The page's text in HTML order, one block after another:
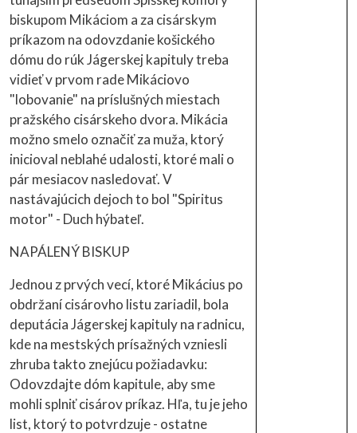
biskupom Mikáciom a za cisárskym
príkazom na odovzdanie košického
dómu do rúk Jágerskej kapituly treba
vidieť v prvom rade Mikáciovo
"lobovanie" na príslušných miestach
pražského cisárskeho dvora. Mikácia
možno smelo označiť za muža, ktorý
inicioval neblahé udalosti, ktoré mali o
pár mesiacov nasledovať. V
nastávajúcich dejoch to bol "Spiritus
motor" - Duch hýbateľ.
NAPÁLENÝ BISKUP
Jednou z prvých vecí, ktoré Mikácius po
obdržaní cisárovho listu zariadil, bola
deputácia Jágerskej kapituly na radnicu,
kde na mestských prísažných vzniesli
zhruba takto znejúcu požiadavku:
Odovzdajte dóm kapitule, aby sme
mohli splniť cisárov príkaz. Hľa, tu je jeho
list, ktorý to potvrdzuje - ostatne